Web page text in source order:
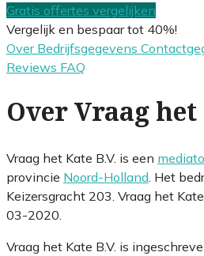
Gratis offertes vergelijken
Vergelijk en bespaar tot 40%!
Over Bedrijfsgegevens
Reviews FAQ
Over Vraag het
Vraag het Kate B.V. is een
provincie Noord-Holland . Het
Keizersgracht 203. Vraag het
03-2020.
Vraag het Kate B.V. is